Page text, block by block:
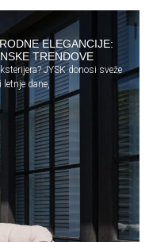
ELEGANCIJE:
TRENDOVE
JYSK donosi sveže
letnje dane,